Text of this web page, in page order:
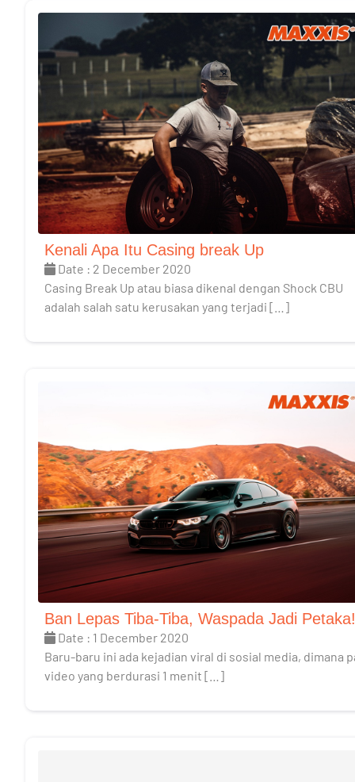
Kenali Apa Itu Casing break Up
Date : 2 December 2020
Casing Break Up atau biasa dikenal dengan Shock CBU
adalah salah satu kerusakan yang terjadi […]
Ban Lepas Tiba-Tiba, Waspada Jadi Petaka!
Date : 1 December 2020
Baru-baru ini ada kejadian viral di sosial media, dimana
video yang berdurasi 1 menit […]